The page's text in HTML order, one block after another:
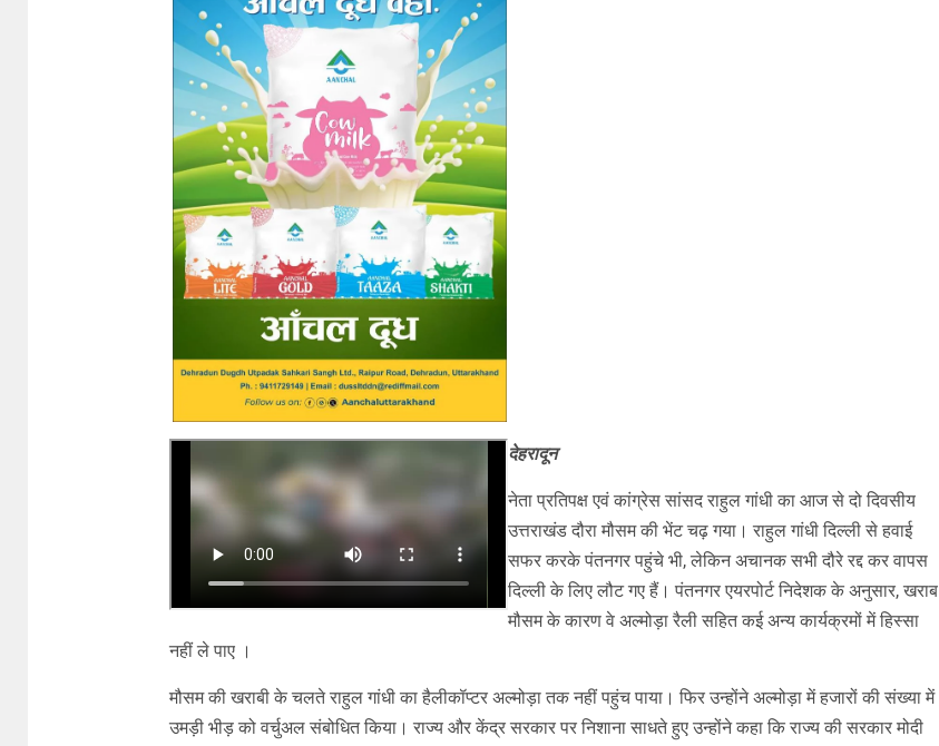
देहरादून
नेता प्रतिपक्ष एवं कांग्रेस सांसद राहुल गांधी का आज से दो दिवसीय
उत्तराखंड दौरा मौसम की भेंट चढ़ गया। राहुल गांधी दिल्ली से हवाई
सफर करके पंतनगर पहुंचे भी, लेकिन अचानक सभी दौरे रद्द कर वापस
दिल्ली के लिए लौट गए हैं। पंतनगर एयरपोर्ट निदेशक के अनुसार, खराब
मौसम के कारण वे अल्मोड़ा रैली सहित कई अन्य कार्यक्रमों में हिस्सा
नहीं ले पाए ।
मौसम की खराबी के चलते राहुल गांधी का हैलीकॉप्टर अल्मोड़ा तक नहीं पहुंच पाया। फिर उन्होंने अल्मोड़ा में हजारों की संख्या में
उमड़ी भीड़ को वर्चुअल संबोधित किया। राज्य और केंद्र सरकार पर निशाना साधते हुए उन्होंने कहा कि राज्य की सरकार मोदी